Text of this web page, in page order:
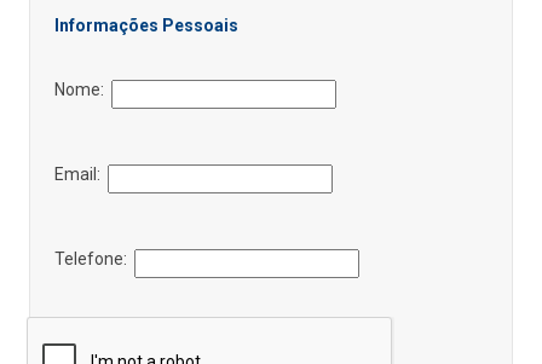
Informações Pessoais
Nome:
Email:
Telefone: